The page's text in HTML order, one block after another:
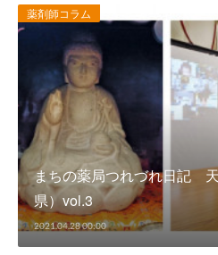
薬剤師コラム
まちの薬局つれづれ日記
県）vol.3
2021.04.28 00:00